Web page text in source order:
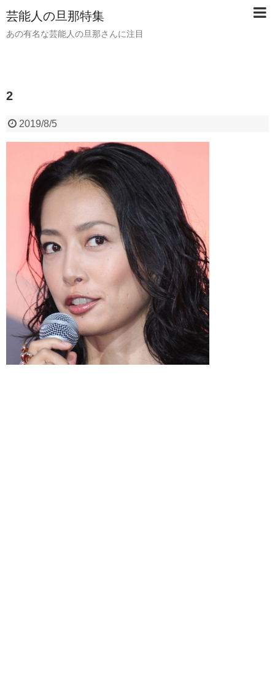
芸能人の旦那特集
あの有名な芸能人の旦那さんに注目
2
2019/8/5